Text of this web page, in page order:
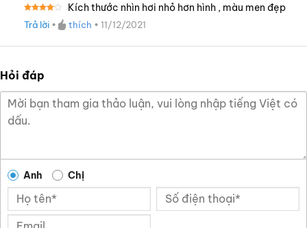
xếp
Kích thước nhìn hơi nhỏ hơn hình , màu men đẹp
Trả lời • thích • 11/12/2021
Hỏi đáp
Anh Chị